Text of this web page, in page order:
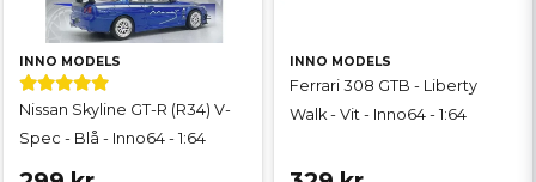
INNO MODELS
Nissan Skyline GT-R (R34) V-
Spec - Blå - Inno64 - 1:64
INNO MODELS
Ferrari 308 GTB - Liberty
Walk - Vit - Inno64 - 1:64